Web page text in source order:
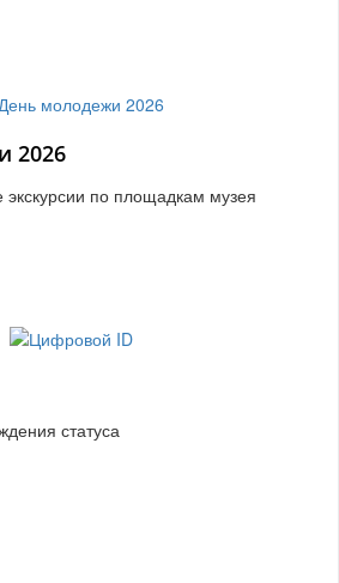
2026
по площадкам музея
статуса